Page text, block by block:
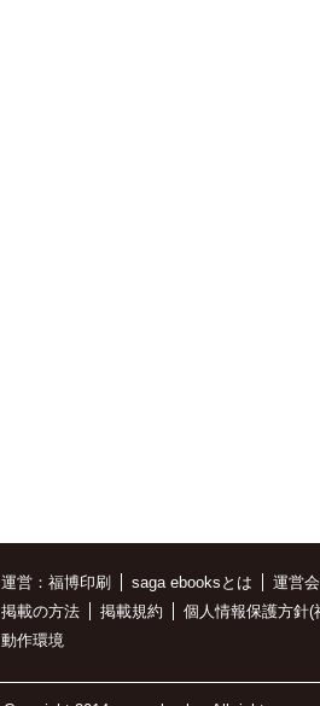
運営：福博印刷 saga ebooksとは 運営
掲載の方法
掲載規約 個人情報保護方針(
動作環境